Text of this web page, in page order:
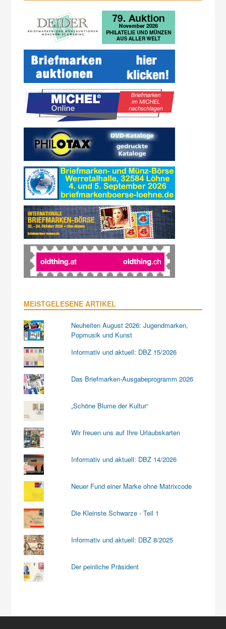
MEISTGELESENE ARTIKEL
Neuheiten August 2026: Jugendmarken,
Popmusik und Kunst
Informativ und aktuell: DBZ 15/2026
Das Briefmarken-Ausgabeprogramm 2026
„Schöne Blume der Kultur“
Wir freuen uns auf Ihre Urlaubskarten
Informativ und aktuell: DBZ 14/2026
Neuer Fund einer Marke ohne Matrixcode
Die Kleinste Schwarze - Teil 1
Informativ und aktuell: DBZ 8/2025
Der peinliche Präsident